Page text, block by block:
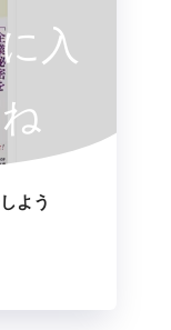
入
よう